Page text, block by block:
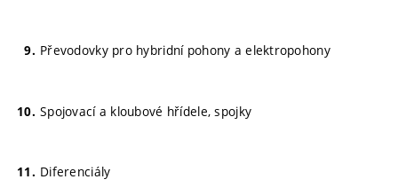
Převodovky pro hybridní pohony a elektropohony
Spojovací a kloubové hřídele, spojky
Diferenciály